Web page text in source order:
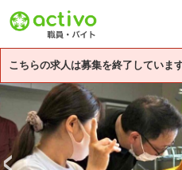
こちらの求人は募集を終了しています
基本情報 募集詳細